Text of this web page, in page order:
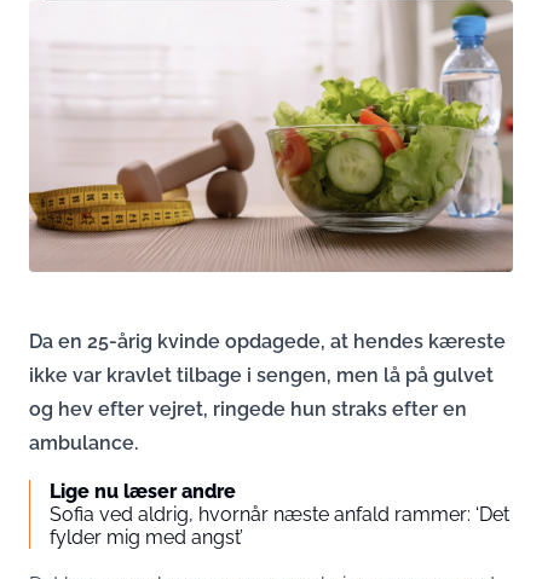
Da en 25-årig kvinde opdagede, at hendes kæreste
ikke var kravlet tilbage i sengen, men lå på gulvet
og hev efter vejret, ringede hun straks efter en
ambulance.
Lige nu læser andre
Sofia ved aldrig, hvornår næste anfald rammer: ‘Det
fylder mig med angst’